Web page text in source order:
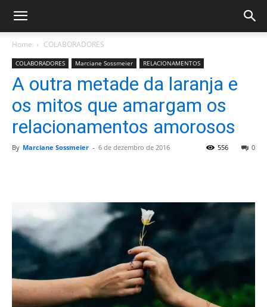
Home COLABORADORES
COLABORADORES Marciane Sossmeier RELACIONAMENTOS
A outra metade da laranja e
os mitos que amargam os
relacionamentos amorosos
By Marciane Sossmeier - 6 de dezembro de 2016 0
556